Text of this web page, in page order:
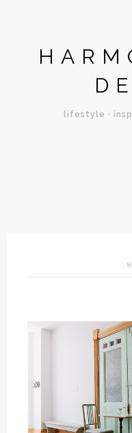
lifestyle ·